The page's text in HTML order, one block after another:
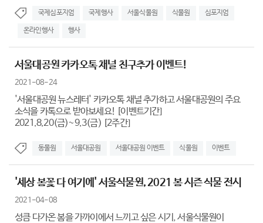
국제심포지엄 국제행사 서울식물원 식물원 심포지엄
온라인행사 행사
서울대공원 카카오톡 채널 친구추가 이벤트!
2021-08-24
'서울대공원 뉴스레터' 카카오톡 채널 추가하고 서울대공원의 주요
소식을 카톡으로 받아보세요! [이벤트기간]
2021.8.20(금)~9.3(금) [2주간]
동물원 서울대공원 서울대공원 이벤트 식물원 이벤트
'세상 봄꽃 다 여기에' 서울식물원, 2021 봄 시즌 식물 전시
2021-04-08
성큼 다가온 봄을 가까이에서 느끼고 싶은 시기, 서울식물원이